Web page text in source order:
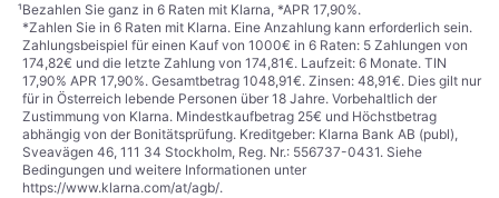
¹Bezahlen Sie ganz in 6 Raten mit Klarna, *APR 17,90%.
*Zahlen Sie in 6 Raten mit Klarna. Eine Anzahlung kann erforderlich sein.
Zahlungsbeispiel für einen Kauf von 1000€ in 6 Raten: 5 Zahlungen von
174,82€ und die letzte Zahlung von 174,81€. Laufzeit: 6 Monate. TIN
17,90% APR 17,90%. Gesamtbetrag 1048,91€. Zinsen: 48,91€. Dies gilt nur
für in Österreich lebende Personen über 18 Jahre. Vorbehaltlich der
Zustimmung von Klarna. Mindestkaufbetrag 25€ und Höchstbetrag
abhängig von der Bonitätsprüfung. Kreditgeber: Klarna Bank AB (publ),
Sveavägen 46, 111 34 Stockholm, Reg. Nr.: 556737-0431. Siehe
Bedingungen und weitere Informationen unter
https://www.klarna.com/at/agb/.